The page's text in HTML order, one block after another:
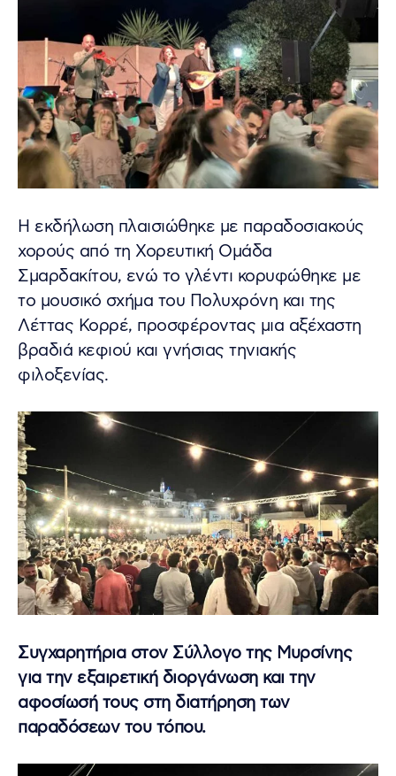
Η εκδήλωση πλαισιώθηκε με παραδοσιακούς
χορούς από τη Χορευτική Ομάδα
Σμαρδακίτου, ενώ το γλέντι κορυφώθηκε με
το μουσικό σχήμα του Πολυχρόνη και της
Λέττας Κορρέ, προσφέροντας μια αξέχαστη
βραδιά κεφιού και γνήσιας τηνιακής
φιλοξενίας.
Συγχαρητήρια στον Σύλλογο της Μυρσίνης
για την εξαιρετική διοργάνωση και την
αφοσίωσή τους στη διατήρηση των
παραδόσεων του τόπου.